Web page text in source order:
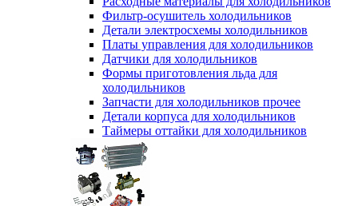
Фильтр-осушитель холодильников
Детали электросхемы холодильников
Платы управления для холодильников
Датчики для холодильников
Формы приготовления льда для
холодильников
Запчасти для холодильников прочее
Детали корпуса для холодильников
Таймеры оттайки для холодильников